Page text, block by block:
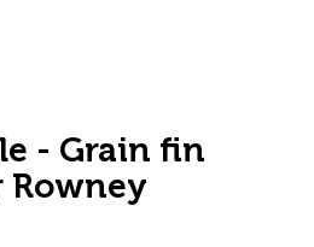
- Grain fin
Rowney